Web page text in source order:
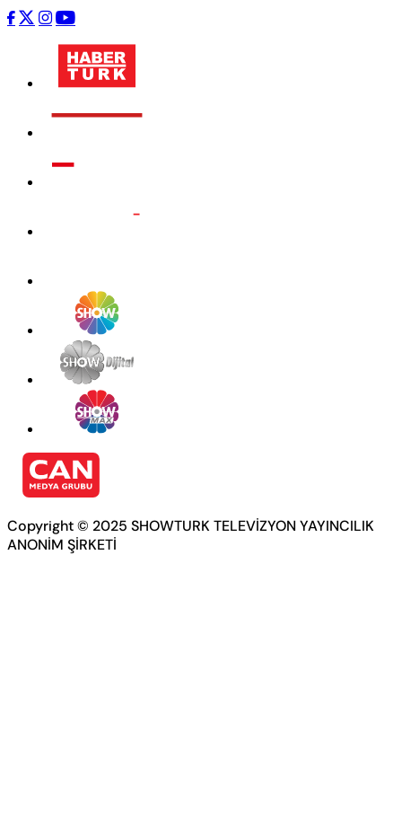
Copyright © 2025 SHOWTURK TELEVİZYON YAYINCILIK
ANONİM ŞİRKETİ